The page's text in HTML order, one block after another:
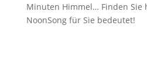
Minuten Himmel… Finden Sie
NoonSong für Sie bedeutet!